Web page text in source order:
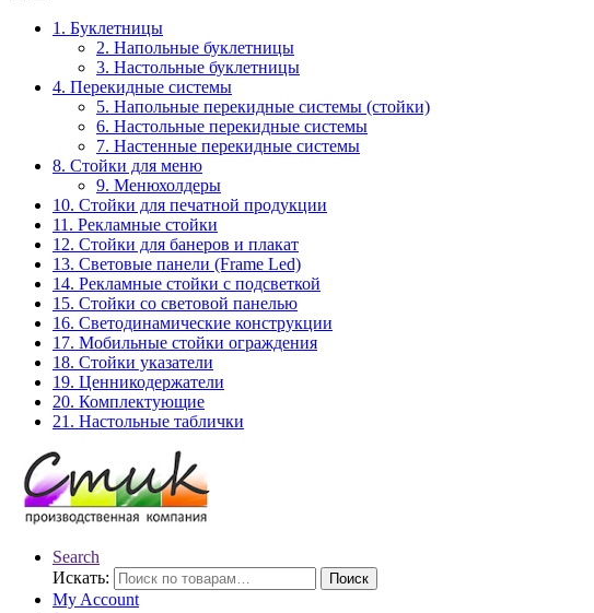
1. Буклетницы
2. Напольные буклетницы
3. Настольные буклетницы
4. Перекидные системы
5. Напольные перекидные системы (стойки)
6. Настольные перекидные системы
7. Настенные перекидные системы
8. Стойки для меню
9. Менюхолдеры
10. Стойки для печатной продукции
11. Рекламные стойки
12. Стойки для банеров и плакат
13. Световые панели (Frame Led)
14. Рекламные стойки с подсветкой
15. Стойки со световой панелью
16. Светодинамические конструкции
17. Мобильные стойки ограждения
18. Стойки указатели
19. Ценникодержатели
20. Комплектующие
21. Настольные таблички
Search
Искать:
Поиск
My Account